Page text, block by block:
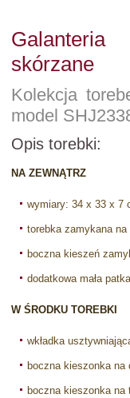
skórzane
Kolekcja
model
Opis torebki:
NA ZEWNĄTRZ
wymiary: 34 x 33 x 7
torebka zamykana
boczna kieszeń
dodatkowa mała
W ŚRODKU TOREBKI
wkładka
boczna kieszonka na
boczna kieszonka na